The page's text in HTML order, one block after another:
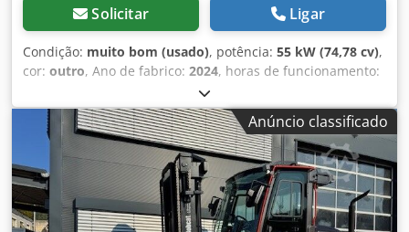
Solicitar Ligar
Condição: muito bom (usado), potência: 55 kW (74,78 cv),
cor: outro, Ano de fabrico: 2024, horas de funcionamento:
ar condicionado
fabricação: 2024 Peso vazio: 4.898 kg Tipo de chassis:
rígido Direção: padrão Marca do motor: Bobcat Djdpfeyl
Iulox Ablowa Sistema de engate rápido: Sim Certificação
CE: sim Condição técnica: muito boa Condição visual:
muito boa = Outras opções e acessórios = - Farol de
trabalho - Ventilador - Esteiras de borracha - Fluxo elevado
(high flow) - Engate rápido hidráulico - Rádio Bluetooth -
Anúncio classificado